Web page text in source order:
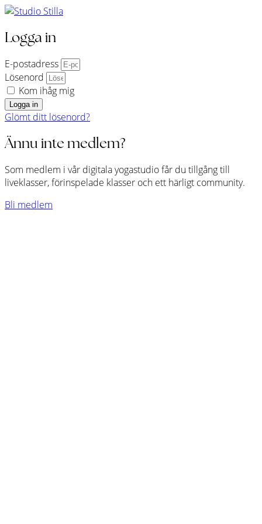
Logga in
E-postadress
Lösenord
Kom ihåg mig
Logga in
Glömt ditt lösenord?
Ännu inte medlem?
Som medlem i vår digitala yogastudio får du tillgång till
liveklasser, förinspelade klasser och ett härligt community.
Bli medlem